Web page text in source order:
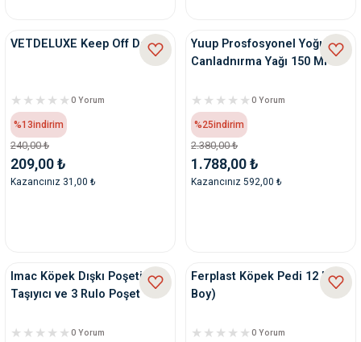
VETDELUXE Keep Off Dogs
0 Yorum
%13indirim
240,00 ₺
209,00 ₺
Kazancınız 31,00 ₺
Yuup Prosfosyonel Yoğun
Canladnırma Yağı 150 Ml
0 Yorum
%25indirim
2.380,00 ₺
1.788,00 ₺
Kazancınız 592,00 ₺
Imac Köpek Dışkı Poşeti
Taşıyıcı ve 3 Rulo Poşet
0 Yorum
Ferplast Köpek Pedi 12 li (2
Boy)
0 Yorum